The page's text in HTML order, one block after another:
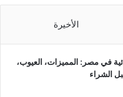
الأخيرة
في مصر: المميزات، العيوب،
الشراء